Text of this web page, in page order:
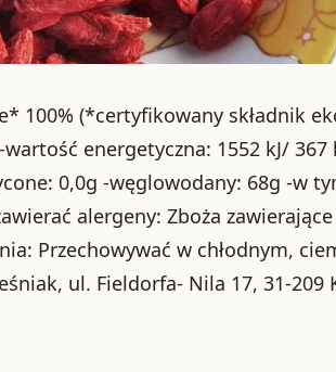
100% (*certyfikowany składnik
energetyczna: 1552 kJ/ 367
0,0g -węglowodany: 68g -w
alergeny: Zboża
Przechowywać w chłodnym,
ul. Fieldorfa- Nila 17, 31-209